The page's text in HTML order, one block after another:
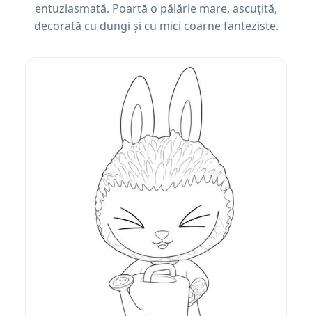
entuziasmată. Poartă o pălărie mare, ascuțită,
decorată cu dungi și cu mici coarne fanteziste.